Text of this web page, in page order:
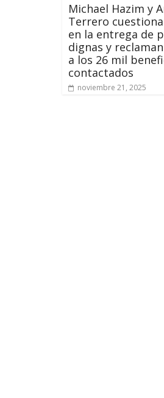
Michael Hazim y
Terrero
en la entrega de
dignas y
a los 26 mil
contactados
noviembre 21, 2025